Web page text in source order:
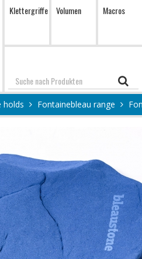
Klettergriffe Volumen Macros
Suchen
holds Fontainebleau range